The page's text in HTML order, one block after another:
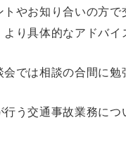
トやお知り合いの方
より具体的なアドバイ
会では相談の合間に勉
行う交通事故業務に